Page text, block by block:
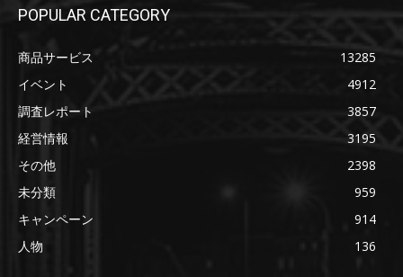
POPULAR CATEGORY
商品サービス
13285
イベント
4912
調査レポート
3857
経営情報
3195
その他
2398
未分類
959
キャンペーン
914
人物
136